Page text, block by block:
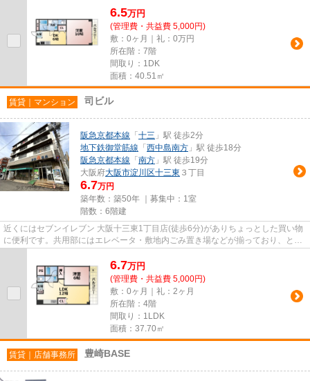
6.5万円
(管理費・共益費 5,000円)
敷：0ヶ月｜礼：0万円
所在階：7階
間取り：1DK
面積：40.51㎡
賃貸｜マンション 司ビル
阪急京都本線 「 十三 」駅 徒歩2分
地下鉄御堂筋線 「 西中島南方 」駅 徒歩18分
阪急京都本線 「 南方 」駅 徒歩19分
大阪府大阪市淀川区十三東 ３丁目
6.7万円
築年数：築50年 ｜募集中： 1室
階数：6階建
近くにはセブンイレブン 大阪十三東1丁目店(徒歩6分)がありちょっとした買い物
に便利です。共用部にはエレベータ・敷地内ごみ置き場などが揃っており、とて
6.7万円
(管理費・共益費 5,000円)
敷：0ヶ月｜礼：2ヶ月
所在階：4階
間取り：1LDK
面積：37.70㎡
賃貸｜店舗事務所 豊崎BASE